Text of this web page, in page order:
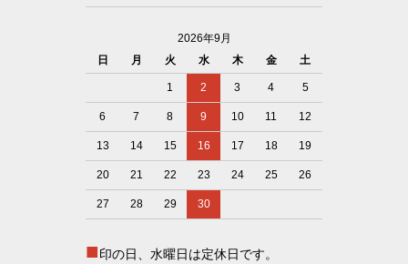
2026年9月
日
月 火 水 木 金 土
1 2 3 4 5
6 7 8 9 10 11 12
13 14 15 16 17 18 19
20 21 22 23 24 25 26
27 28 29 30
■印の日、水曜日は定休日です。